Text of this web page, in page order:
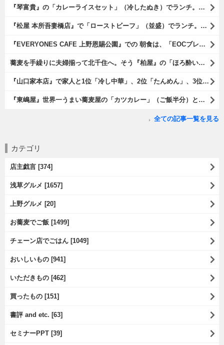
『琴富貴』の「カレーライスセット」（冷したぬき）でランチ。所謂「蕎麦屋のカレー」と『琴富貴』の夏の定番「冷したぬき」である。勿論、これはダブルでうまいのだよ（笑）。（琴富貴：墨田区吾妻橋1）
『松屋 本所吾妻橋店』で「ローストビーフ」（並盛）でランチ。「ローストビーフ」は2つのソースが掛かっている。オリジナルソースとレフォールソースだ。 はたしていかなるものなのかと期待しながら待てば、それは確りとうまかったのだよ（笑）。（松屋 本所吾妻橋店：墨田区吾妻橋三）
『EVERYONES CAFE 上野恩賜公園』での 朝食は、「EOCブレックファーストプレート」とセットで「アイスカフェラテ」をもらい、それから家人が「東京たまごを使ったパンケーキ キャラメルナッツ（2枚）」を頼んでみた。どれもがハイカラにうまいのだよ（笑）。（EVERYONES CAFE 上野恩賜公園：上野公園）
蕎麦を手繰りに夫婦揃って北千住へ。そう『柏屋』の「ほろ酔いセット」で一杯やったのだよ。ここは二駅離れた場所だけど、あたしの『街的』のようにくつろげる処だ。勿論、うまかったのだよ（笑）。（きそば 柏屋：足立区千住）
『山口家本店』で家人と1位「冷し中華」、2位「たんめん」、3位「かき氷」の順番通りのオーダーでランチ。なんの変哲もないものがうまいのは、当たり前だのクラッカーなのだと云爾（笑）。（山口家本店：千束通り商店街：浅草五丁目）
『東嶋屋』世界一うまい蕎麦屋の「カツカレー」（ご飯半分）と「おしんこ盛り合わせ」と「ビ―ル」でランチ。もう、ほんとうまいのだから、みんな食べてみてね、と云爾（笑）。（東嶋屋：竜泉一丁目）
全ての記事一覧を見る
カテゴリ
店主戯言 [374]
浅草グルメ [1657]
上野グルメ [20]
お蕎麦でご飯 [1499]
チェーン店でごはん [1049]
おいしいもの [941]
いただきもの [462]
買ったもの [151]
書評 and etc. [63]
セミナーPPT [39]